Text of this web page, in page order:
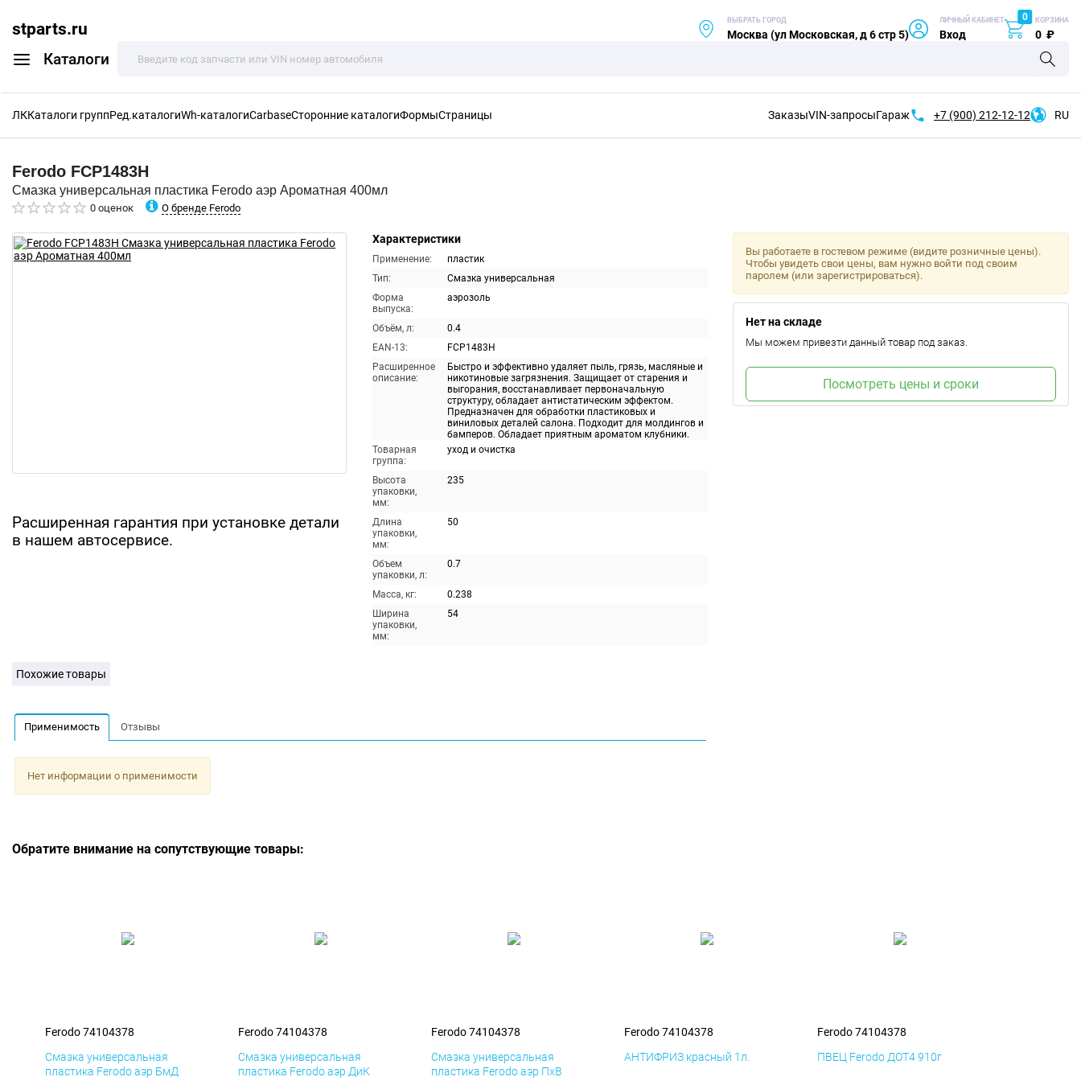
stparts.ru
Каталоги
ВЫБРАТЬ ГОРОД
Москва (ул Московская, д 6 стр 5)
ЛИЧНЫЙ КАБИНЕТ
Вход
0 КОРЗИНА
0 ₽
ЛККаталоги группРед.каталогиWh-каталогиCarbaseСторонние каталогиФормыСтраницы ЗаказыVIN-запросыГараж +7 (900) 212-12-12 RU
Ferodo FCP1483H
Смазка универсальная пластика Ferodo аэр Ароматная 400мл
0 оценок О бренде Ferodo
Расширенная гарантия при установке детали
в нашем автосервисе.
Характеристики
Применение:
пластик
Тип:
Смазка универсальная
Форма
выпуска:
аэрозоль
Объём, л:
0.4
EAN-13:
FCP1483H
Расширенное
описание:
Быстро и эффективно удаляет пыль, грязь, масляные и
никотиновые загрязнения. Защищает от старения и
выгорания, восстанавливает первоначальную
структуру, обладает антистатическим эффектом.
Предназначен для обработки пластиковых и
виниловых деталей салона. Подходит для молдингов и
бамперов. Обладает приятным ароматом клубники.
Товарная
группа:
уход и очистка
Высота
упаковки,
мм:
235
Длина
упаковки,
мм:
50
Объем
упаковки, л:
0.7
Масса, кг:
0.238
Ширина
упаковки,
мм:
54
Вы работаете в гостевом режиме (видите розничные цены).
Чтобы увидеть свои цены, вам нужно войти под своим
паролем (или зарегистрироваться).
Нет на складе
Мы можем привезти данный товар под заказ.
Посмотреть цены и сроки
Похожие товары
Применимость Отзывы
Нет информации о применимости
Обратите внимание на сопутствующие товары:
Ferodo 74104378
Смазка универсальная
пластика Ferodo аэр БмД
Ferodo 74104378
Смазка универсальная
пластика Ferodo аэр ДиК
Ferodo 74104378
Смазка универсальная
пластика Ferodo аэр ПхВ
Ferodo 74104378
АНТИФРИЗ красный 1л.
Ferodo 74104378
ПВЕЦ Ferodo ДОТ4 910г